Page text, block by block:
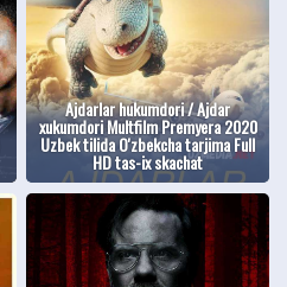
Ajdarlar hukumdori / Ajdar
xukumdori Multfilm Premyera 2020
Uzbek tilida O'zbekcha tarjima Full
HD tas-ix skachat